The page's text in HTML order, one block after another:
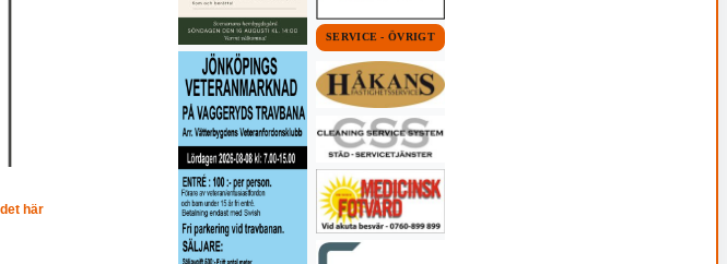
här
SERVICE - ÖVRIGT